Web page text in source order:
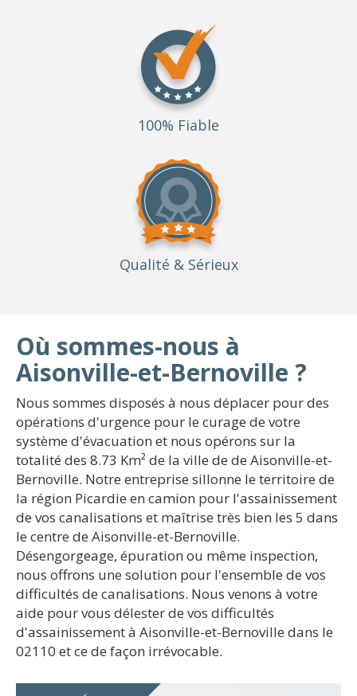
100% Fiable
Qualité & Sérieux
Où sommes-nous à
Aisonville-et-Bernoville ?
Nous sommes disposés à nous déplacer pour des
opérations d'urgence pour le curage de votre
système d'évacuation et nous opérons sur la
totalité des 8.73 Km² de la ville de de Aisonville-et-
Bernoville. Notre entreprise sillonne le territoire de
la région Picardie en camion pour l'assainissement
de vos canalisations et maîtrise très bien les 5 dans
le centre de Aisonville-et-Bernoville.
Désengorgeage, épuration ou même inspection,
nous offrons une solution pour l'ensemble de vos
difficultés de canalisations. Nous venons à votre
aide pour vous délester de vos difficultés
d'assainissement à Aisonville-et-Bernoville dans le
02110 et ce de façon irrévocable.